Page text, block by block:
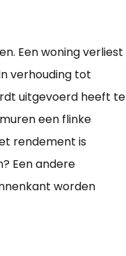
Een woning verliest
verhouding tot
uitgevoerd heeft te
een flinke
rendement is
Een andere
worden